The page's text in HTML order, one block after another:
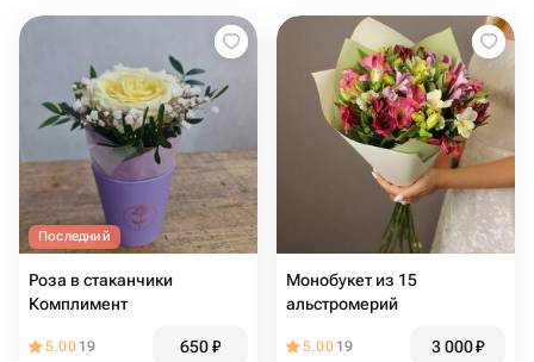
Последний
Роза в стаканчики
Комплимент
5.00 19 650₽
Монобукет из 15
альстромерий
5.00 19 3 000₽